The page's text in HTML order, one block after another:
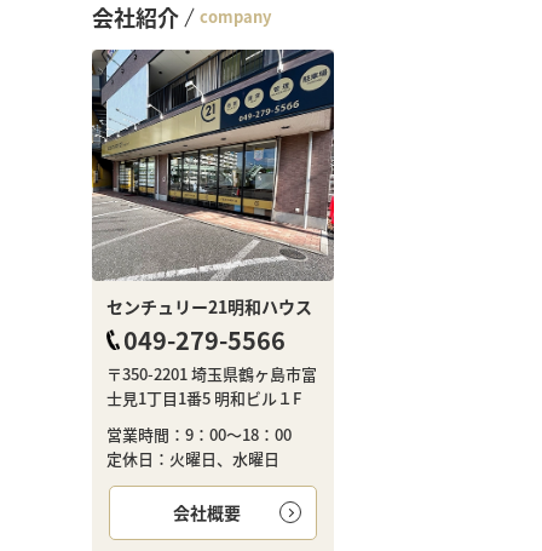
会社紹介 company
センチュリー21明和ハウス
049-279-5566
〒350-2201 埼玉県鶴ヶ島市富
士見1丁目1番5 明和ビル１F
営業時間：9：00～18：00
定休日：火曜日、水曜日
会社概要